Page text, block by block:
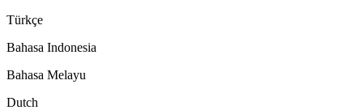
Türkçe
Bahasa Indonesia
Bahasa Melayu
Dutch